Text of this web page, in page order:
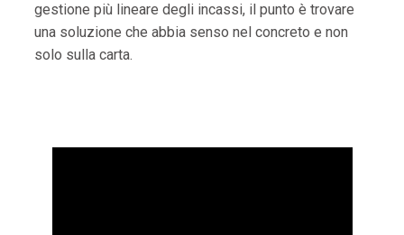
gestione più lineare degli incassi, il punto è trovare
una soluzione che abbia senso nel concreto e non
solo sulla carta.